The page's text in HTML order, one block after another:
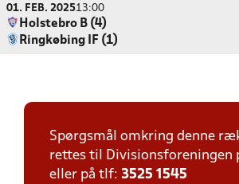
01. FEB. 202513:00
Holstebro B (4)
Ringkøbing IF (1)
Spørgsmål omkring denne
rettes til Divisionsforeningen
eller på tlf: 3525 1545